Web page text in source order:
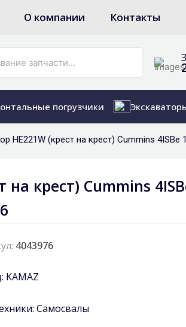
О компании Контакты
погрузчики
HЕ221W (крест на крест) Cummins 4ISBe
крест) Cummins
4043976
KAMAZ
Самосвалы